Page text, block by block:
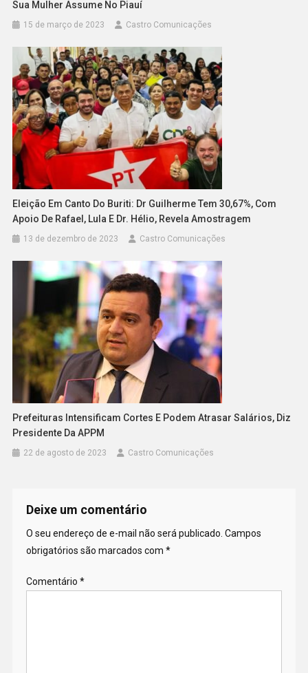
Sua Mulher Assume No Piauí
15 de março de 2023 Castro Comunicações
Eleição Em Canto Do Buriti: Dr Guilherme Tem 30,67%, Com
Apoio De Rafael, Lula E Dr. Hélio, Revela Amostragem
13 de dezembro de 2023 Castro Comunicações
Prefeituras Intensificam Cortes E Podem Atrasar Salários, Diz
Presidente Da APPM
22 de agosto de 2023 Castro Comunicações
Deixe um comentário
O seu endereço de e-mail não será publicado. Campos
obrigatórios são marcados com *
Comentário *